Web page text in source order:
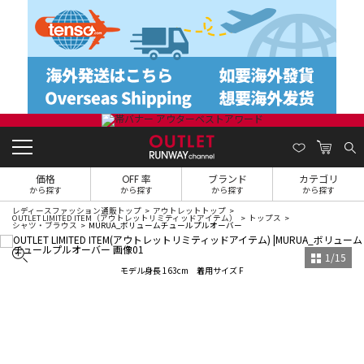
価格
から探す
OFF 率
から探す
ブランド
から探す
カテゴリ
から探す
レディースファッション通販トップ アウトレットトップ
OUTLET LIMITED ITEM（アウトレットリミティッドアイテム） トップス
シャツ・ブラウス MURUA_ボリュームチュールプルオーバー
モデル身長 163cm 着用サイズ F
1 /15